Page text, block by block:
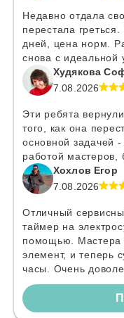
Недавно отдала
перестала
дней, цена норм.
снова с идеальной
Худякова
7.08.2026
Эти ребята
того, как она
основной задачей
работой мастеров,
Хохлов Егор
7.08.2026
Отличный
таймер на
помощью. Мастера
элемент, и теперь
часы. Очень